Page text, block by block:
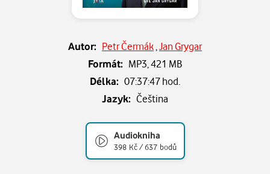
Autor: Petr Čermák Jan Grygar
Formát: MP3, 421 MB
Délka: 07:37:47 hod.
Jazyk: Čeština
Audiokniha
398 Kč / 637 bodů